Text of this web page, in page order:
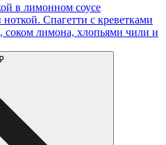
в лимонном соусе
Спагетти с креветками
соком лимона, хлопьями чили и